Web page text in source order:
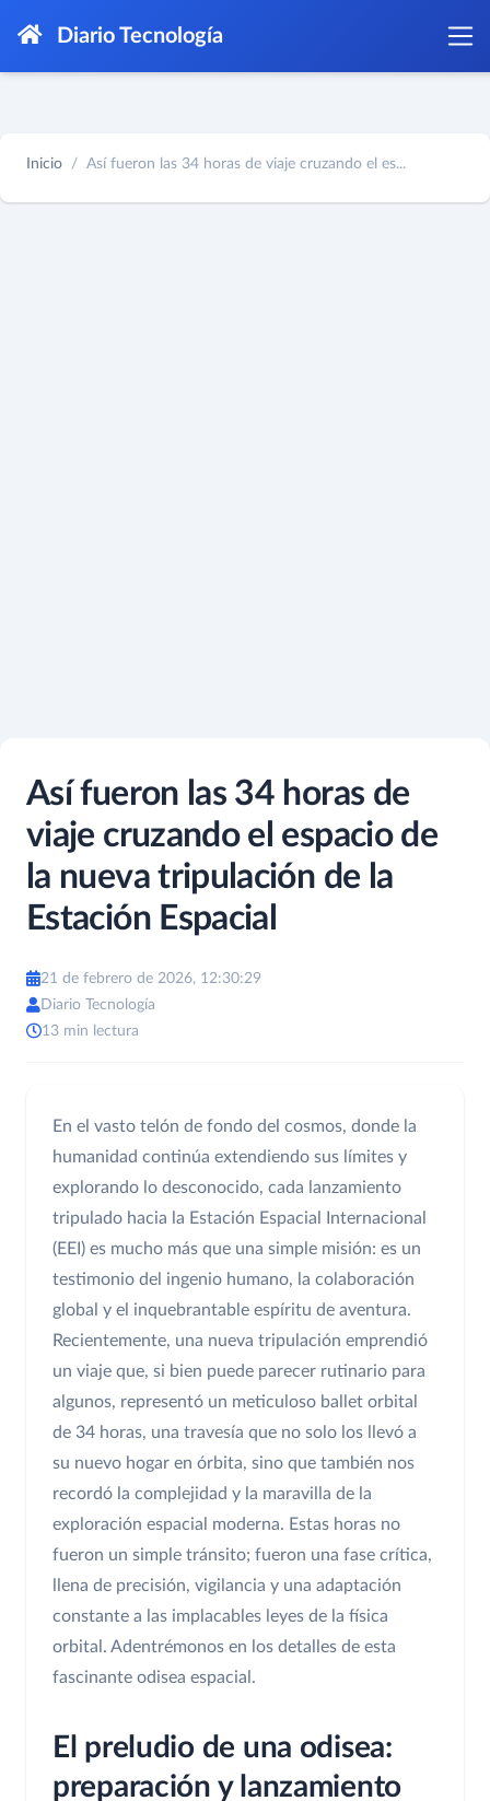
Diario Tecnología
Inicio Así fueron las 34 horas de viaje cruzando el es...
Así fueron las 34 horas de
viaje cruzando el espacio de
la nueva tripulación de la
Estación Espacial
21 de febrero de 2026, 12:30:29
Diario Tecnología
13 min lectura
En el vasto telón de fondo del cosmos, donde la
humanidad continúa extendiendo sus límites y
explorando lo desconocido, cada lanzamiento
tripulado hacia la Estación Espacial Internacional
(EEI) es mucho más que una simple misión: es un
testimonio del ingenio humano, la colaboración
global y el inquebrantable espíritu de aventura.
Recientemente, una nueva tripulación emprendió
un viaje que, si bien puede parecer rutinario para
algunos, representó un meticuloso ballet orbital
de 34 horas, una travesía que no solo los llevó a
su nuevo hogar en órbita, sino que también nos
recordó la complejidad y la maravilla de la
exploración espacial moderna. Estas horas no
fueron un simple tránsito; fueron una fase crítica,
llena de precisión, vigilancia y una adaptación
constante a las implacables leyes de la física
orbital. Adentrémonos en los detalles de esta
fascinante odisea espacial.
El preludio de una odisea:
preparación y lanzamiento